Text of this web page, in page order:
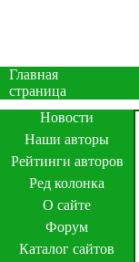
Главная
страница
Новости
Наши авторы
Рейтинги авторов
Ред колонка
О сайте
Форум
Каталог сайтов